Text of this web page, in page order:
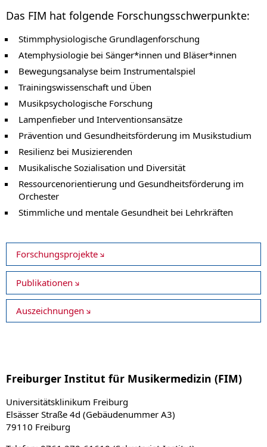
Das FIM hat folgende Forschungsschwerpunkte:
Stimmphysiologische Grundlagenforschung
Atemphysiologie bei Sänger*innen und Bläser*innen
Bewegungsanalyse beim Instrumentalspiel
Trainingswissenschaft und Üben
Musikpsychologische Forschung
Lampenfieber und Interventionsansätze
Prävention und Gesundheitsförderung im Musikstudium
Resilienz bei Musizierenden
Musikalische Sozialisation und Diversität
Ressourcenorientierung und Gesundheitsförderung im
Orchester
Stimmliche und mentale Gesundheit bei Lehrkräften
Forschungsprojekte
Publikationen
Auszeichnungen
Freiburger Institut für Musikermedizin (FIM)
Universitätsklinikum Freiburg
Elsässer Straße 4d (Gebäudenummer A3)
79110 Freiburg